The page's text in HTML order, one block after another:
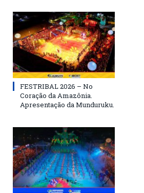
FESTRIBAL 2026 – No
Coração da Amazônia.
Apresentação da Munduruku.